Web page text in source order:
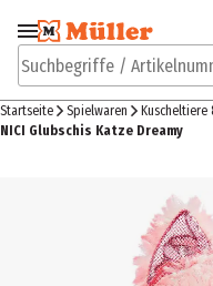
Zur Navigation
springen
Suchbegriffe /
Startseite Spielwaren Kuscheltiere
NICI Glubschis Katze Dreamy